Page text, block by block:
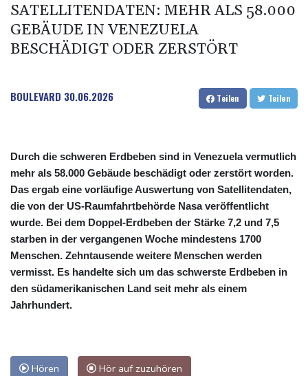
Baka als Staatschef
Schwimm-EM: Halbisch winkt und springt zu Bronze
Selenskyj: Ukraine hat praktisch keine intakten
SATELLITENDATEN: MEHR ALS 58.000
GEBÄUDE IN VENEZUELA
BESCHÄDIGT ODER ZERSTÖRT
BOULEVARD 30.06.2026 Teilen Teilen
Durch die schweren Erdbeben sind in Venezuela vermutlich
mehr als 58.000 Gebäude beschädigt oder zerstört worden.
Das ergab eine vorläufige Auswertung von Satellitendaten,
die von der US-Raumfahrtbehörde Nasa veröffentlicht
wurde. Bei dem Doppel-Erdbeben der Stärke 7,2 und 7,5
starben in der vergangenen Woche mindestens 1700
Menschen. Zehntausende weitere Menschen werden
vermisst. Es handelte sich um das schwerste Erdbeben in
den südamerikanischen Land seit mehr als einem
Jahrhundert.
Hören Hör auf zuzuhören